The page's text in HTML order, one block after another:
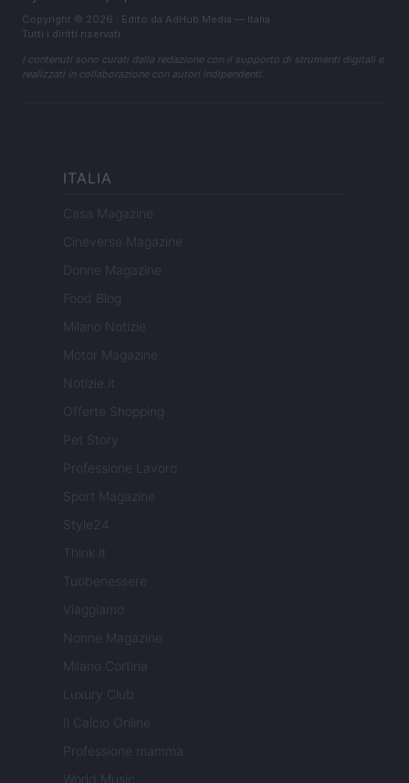
Copyright © 2026 · Edito da AdHub Media — Italia
Tutti i diritti riservati
I contenuti sono curati dalla redazione con il supporto di strumenti digitali e
realizzati in collaborazione con autori indipendenti.
ITALIA
Casa Magazine
Cineverse Magazine
Donne Magazine
Food Blog
Milano Notizie
Motor Magazine
Notizie.it
Offerte Shopping
Pet Story
Professione Lavoro
Sport Magazine
Style24
Think.it
Tuobenessere
Viaggiamo
Nonne Magazine
Milano Cortina
Luxury Club
Il Calcio Online
Professione mamma
World Music